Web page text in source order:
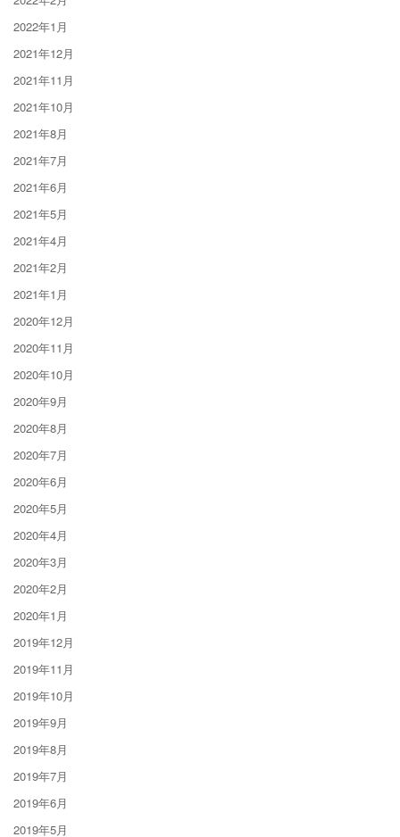
2022年1月
2021年12月
2021年11月
2021年10月
2021年8月
2021年7月
2021年6月
2021年5月
2021年4月
2021年2月
2021年1月
2020年12月
2020年11月
2020年10月
2020年9月
2020年8月
2020年7月
2020年6月
2020年5月
2020年4月
2020年3月
2020年2月
2020年1月
2019年12月
2019年11月
2019年10月
2019年9月
2019年8月
2019年7月
2019年6月
2019年5月